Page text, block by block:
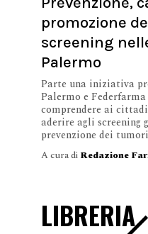
promozione
screening
Palermo
Parte una iniziativa
Palermo e
comprendere ai
aderire agli
prevenzione dei
A cura di Redazione
LIBRERIA